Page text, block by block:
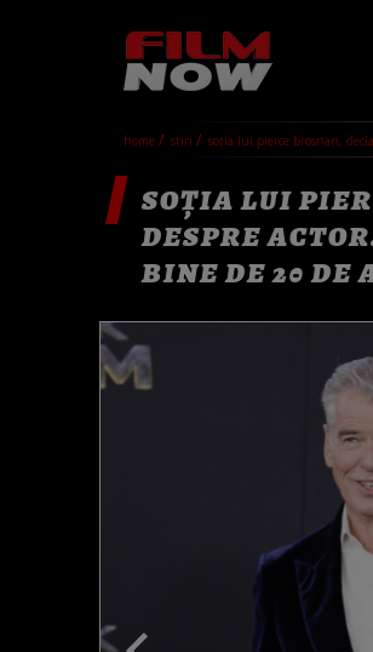
home stiri soția lui pierce brosnan,
SOȚIA LUI
DESPRE
BINE DE 20 DE